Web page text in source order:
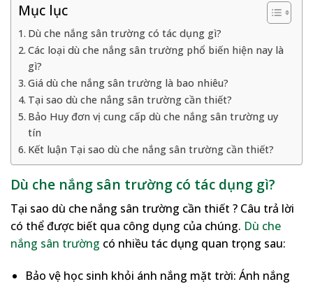
Mục lục
Dù che nắng sân trường có tác dụng gì?
Các loại dù che nắng sân trường phổ biến hiện nay là
gì?
Giá dù che nắng sân trường là bao nhiêu?
Tại sao dù che nắng sân trường cần thiết?
Bảo Huy đơn vị cung cấp dù che nắng sân trường uy
tín
Kết luận Tại sao dù che nắng sân trường cần thiết?
Dù che nắng sân trường có tác dụng gì?
Tại sao dù che nắng sân trường cần thiết ? Câu trả lời
có thể được biết qua công dụng của chúng. Dù che
nắng sân trường có nhiều tác dụng quan trọng sau:
Bảo vệ học sinh khỏi ánh nắng mặt trời: Ánh nắng